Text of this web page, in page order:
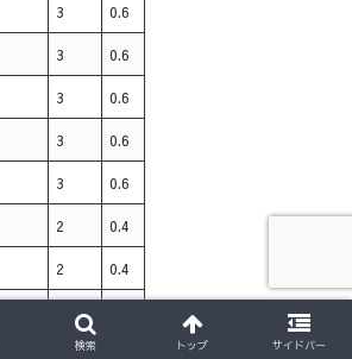
3 0.6
3 0.6
3 0.6
3 0.6
3 0.6
2 0.4
2 0.4
検索 トップ サイドバー